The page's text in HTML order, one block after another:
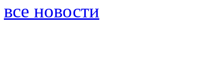
все новости